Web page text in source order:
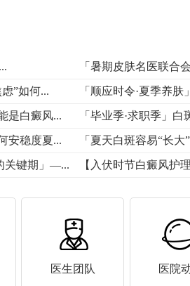
「暑期皮肤名医联合
”如何... 「顺应时令·夏季养
是白癜风... 「毕业季·求职季」
安稳度夏... 「夏天白斑容易“长
关键期」—... 【入伏时节白癜风护
医生团队 医院